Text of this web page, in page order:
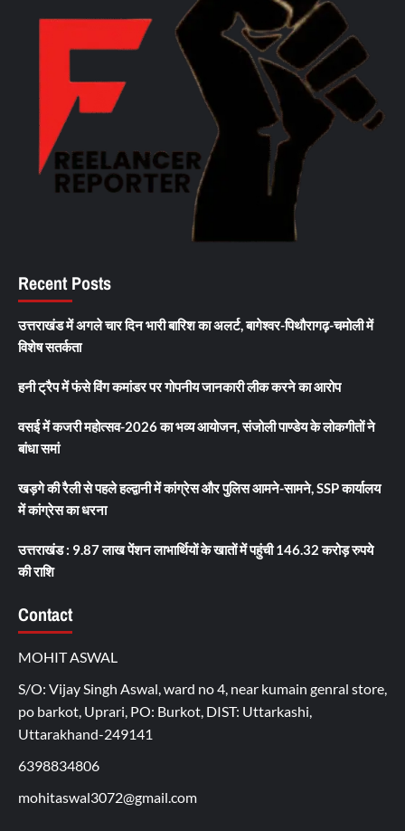
Recent Posts
उत्तराखंड में अगले चार दिन भारी बारिश का अलर्ट, बागेश्वर-पिथौरागढ़-चमोली में
विशेष सतर्कता
हनी ट्रैप में फंसे विंग कमांडर पर गोपनीय जानकारी लीक करने का आरोप
वसई में कजरी महोत्सव-2026 का भव्य आयोजन, संजोली पाण्डेय के लोकगीतों ने
बांधा समां
खड़गे की रैली से पहले हल्द्वानी में कांग्रेस और पुलिस आमने-सामने, SSP कार्यालय
में कांग्रेस का धरना
उत्तराखंड : 9.87 लाख पेंशन लाभार्थियों के खातों में पहुंची 146.32 करोड़ रुपये
की राशि
Contact
MOHIT ASWAL
S/O: Vijay Singh Aswal, ward no 4, near kumain genral store,
po barkot, Uprari, PO: Burkot, DIST: Uttarkashi,
Uttarakhand-249141
6398834806
mohitaswal3072@gmail.com